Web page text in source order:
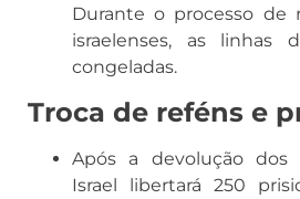
Durante o processo de
israelenses, as linhas
congeladas.
Troca de reféns e
Após a devolução dos
Israel libertará 250